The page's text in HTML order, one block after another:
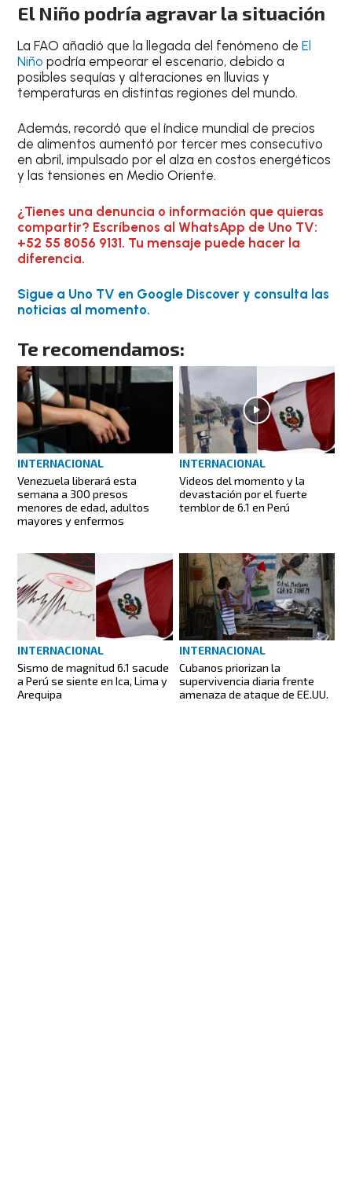
El Niño podría agravar la situación
La FAO añadió que la llegada del fenómeno deEl
Niño podría empeorar el escenario, debido a
posibles sequías y alteraciones en lluvias y
temperaturas en distintas regiones del mundo.
Además, recordó que el índice mundial de precios
de alimentos aumentó por tercer mes consecutivo
en abril, impulsado por el alza en costos energéticos
y las tensiones en Medio Oriente.
¿Tienes una denuncia o información que quieras
compartir? Escríbenos al WhatsApp de Uno TV:
+52 55 8056 9131. Tu mensaje puede hacer la
diferencia.
Sigue a Uno TV en Google Discover y consulta las
noticias al momento.
Te recomendamos:
INTERNACIONAL
Venezuela liberará esta
semana a 300 presos
menores de edad, adultos
mayores y enfermos
INTERNACIONAL
Videos del momento y la
devastación por el fuerte
temblor de 6.1 en Perú
INTERNACIONAL
Sismo de magnitud 6.1 sacude
a Perú se siente en Ica, Lima y
Arequipa
INTERNACIONAL
Cubanos priorizan la
supervivencia diaria frente
amenaza de ataque de EE.UU.